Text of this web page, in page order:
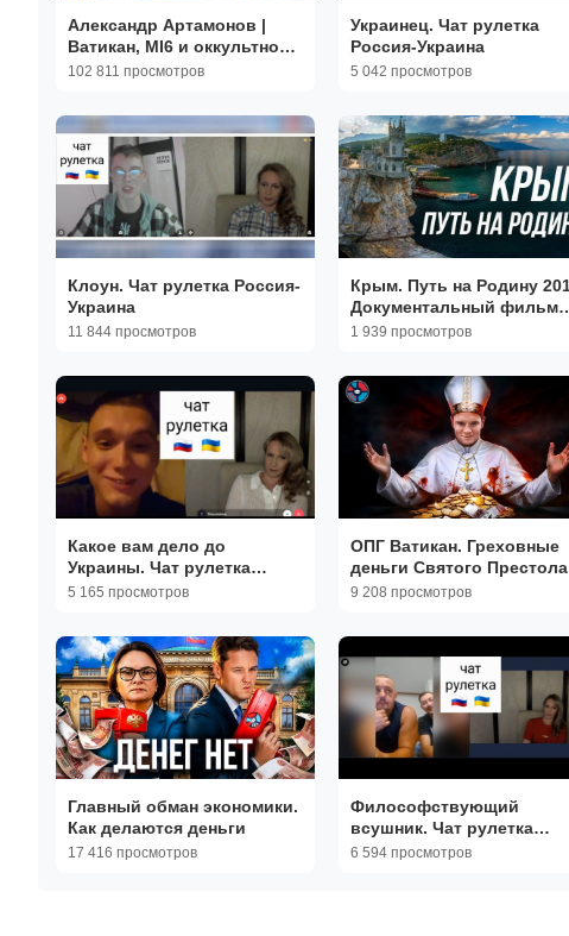
Александр Артамонов |
Ватикан, MI6 и оккультное
мировоззрение Запада
102 811 просмотров
Украинец. Чат рулетка
Россия-Украина
5 042 просмотров
Клоун. Чат рулетка Россия-
Украина
11 844 просмотров
Крым. Путь на Родину
Документальный фильм
Андрея Кондрашова
1 939 просмотров
Какое вам дело до
Украины. Чат рулетка
Россия-Украина
5 165 просмотров
ОПГ Ватикан. Греховные
деньги Святого Престола
9 208 просмотров
Главный обман экономики.
Как делаются деньги
17 416 просмотров
Философствующий
всушник. Чат рулетка
Россия-Украина
6 594 просмотров